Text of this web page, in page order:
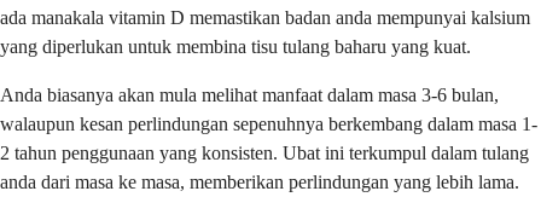
ada manakala vitamin D memastikan badan anda mempunyai kalsium
yang diperlukan untuk membina tisu tulang baharu yang kuat.
Anda biasanya akan mula melihat manfaat dalam masa 3-6 bulan,
walaupun kesan perlindungan sepenuhnya berkembang dalam masa 1-
2 tahun penggunaan yang konsisten. Ubat ini terkumpul dalam tulang
anda dari masa ke masa, memberikan perlindungan yang lebih lama.